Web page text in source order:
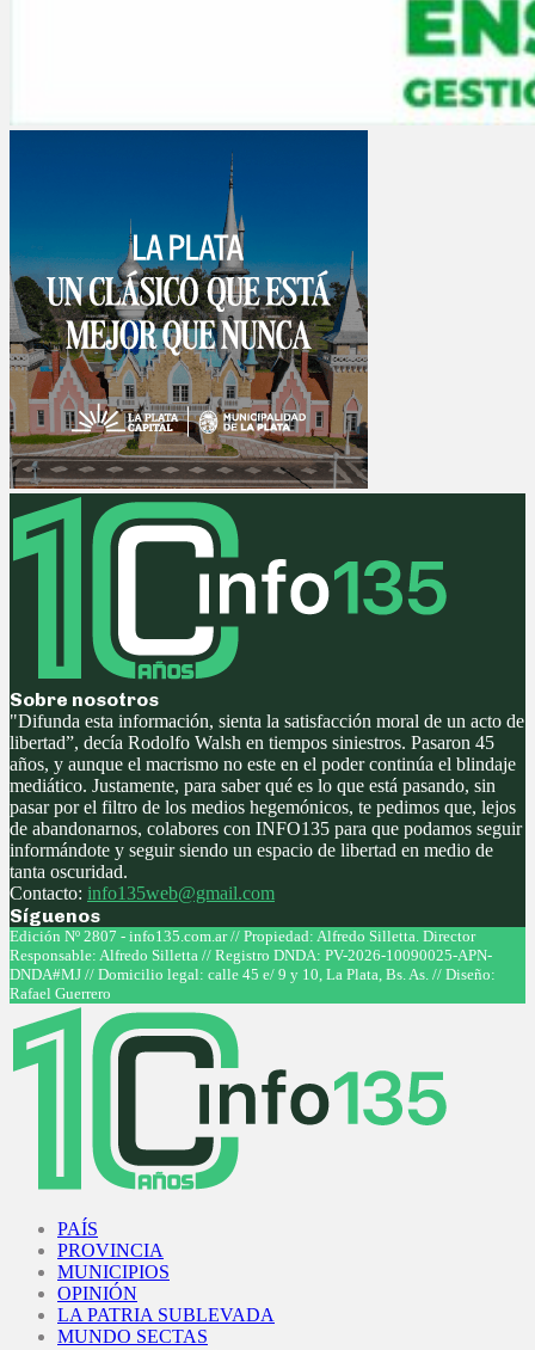
Sobre nosotros
"Difunda esta información, sienta la satisfacción moral de un acto de
libertad”, decía Rodolfo Walsh en tiempos siniestros. Pasaron 45
años, y aunque el macrismo no este en el poder continúa el blindaje
mediático. Justamente, para saber qué es lo que está pasando, sin
pasar por el filtro de los medios hegemónicos, te pedimos que, lejos
de abandonarnos, colabores con INFO135 para que podamos seguir
informándote y seguir siendo un espacio de libertad en medio de
tanta oscuridad.
Contacto: info135web@gmail.com
Síguenos
Facebook
Twitter
Instagram
Youtube
Edición Nº 2807 - info135.com.ar // Propiedad: Alfredo Silletta. Director
Responsable: Alfredo Silletta // Registro DNDA: PV-2026-10090025-APN-
DNDA#MJ // Domicilio legal: calle 45 e/ 9 y 10, La Plata, Bs. As. // Diseño:
Rafael Guerrero
PAÍS
PROVINCIA
MUNICIPIOS
OPINIÓN
LA PATRIA SUBLEVADA
MUNDO SECTAS